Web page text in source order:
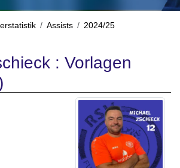
Assists
2024/25
: Vorlagen